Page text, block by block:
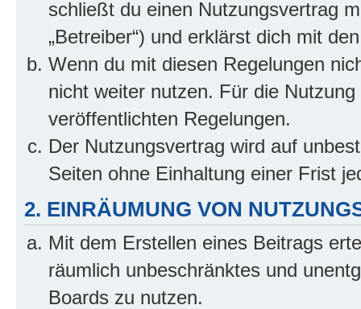
schließt du einen Nutzungsvertrag
„Betreiber“) und erklärst dich mit
Wenn du mit diesen Regelungen
nicht weiter nutzen. Für die
veröffentlichten Regelungen.
Der Nutzungsvertrag wird auf
Seiten ohne Einhaltung einer Frist
2. EINRÄUMUNG VON
Mit dem Erstellen eines Beitrags
räumlich unbeschränktes und
Boards zu nutzen.